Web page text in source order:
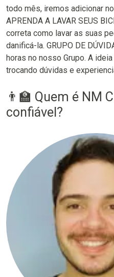
todo mês, iremos adicionar
APRENDA A LAVAR SEUS
correta como lavar as suas
danificá-la. GRUPO DE
horas no nosso Grupo. A
trocando dúvidas e
👨‍🏫 Quem é NM
confiável?